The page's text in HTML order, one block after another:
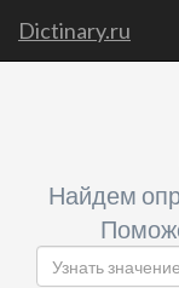
Dictinary.ru
Найдем